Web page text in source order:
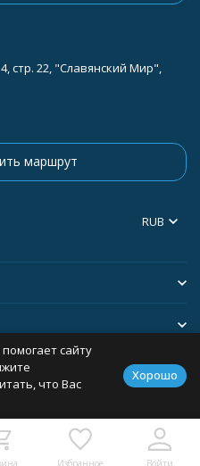
Избранное Войти
стр. 22, "Славянский Мир",
маршрут
RUB
сайту
что Вас
Хорошо